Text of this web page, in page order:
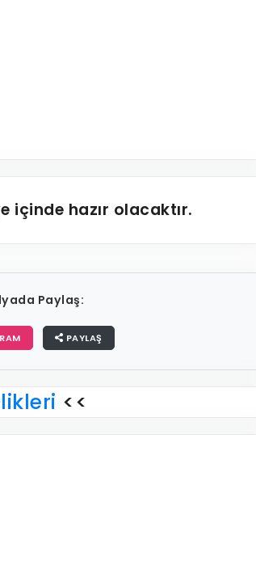
içinde hazır olacaktır.
Paylaş:
PAYLAŞ
<<